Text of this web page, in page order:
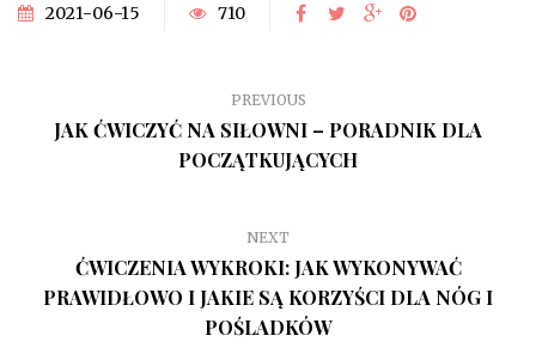
2021-06-15 710
PREVIOUS
JAK ĆWICZYĆ NA SIŁOWNI – PORADNIK DLA
POCZĄTKUJĄCYCH
NEXT
ĆWICZENIA WYKROKI: JAK WYKONYWAĆ
PRAWIDŁOWO I JAKIE SĄ KORZYŚCI DLA NÓG I
POŚLADKÓW